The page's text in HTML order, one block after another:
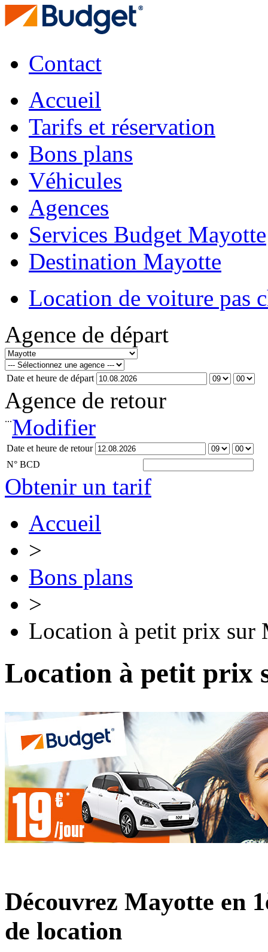
Contact
Accueil
Tarifs et réservation
Bons plans
Véhicules
Agences
Services Budget Mayotte
Destination Mayotte
Location de voiture pas
Agence de départ
Date et heure de départ
Agence de retour
...Modifier
Date et heure de retour
N° BCD
Obtenir un tarif
Accueil
>
Bons plans
>
Location à petit prix sur
Location à petit prix
Découvrez Mayotte en
de location